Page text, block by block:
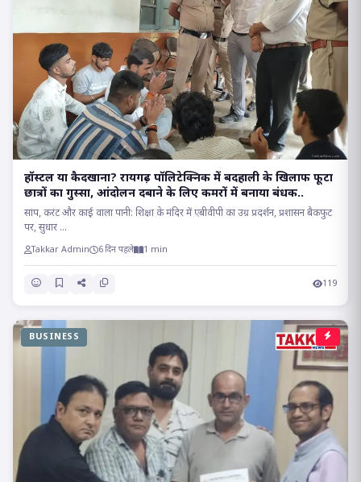
हॉस्टल या कैदखाना? रायगढ़ पॉलिटेक्निक में बदहाली के खिलाफ फूटा
छात्रों का गुस्सा, आंदोलन दबाने के लिए कमरों में बनाया बंधक..
सांप, करंट और काई वाला पानी: शिक्षा के मंदिर में एबीवीपी का उग्र प्रदर्शन, प्रशासन बैकफुट
पर, सुधार ...
Takkar Admin 6 दिन पहले 1 min
119
BUSINESS